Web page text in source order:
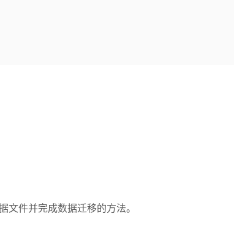
件并完成数据迁移的方法。